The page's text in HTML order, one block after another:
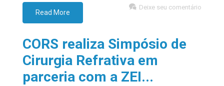
Read More
Deixe seu comentário
CORS realiza Simpósio de
Cirurgia Refrativa em
parceria com a ZEI...